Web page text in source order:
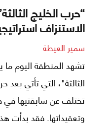
“حرب الخليج
الاستنزاف
سمير العيطة
تشهد المنطقة اليوم
تختلف عن سابقتيها في
وتعقيداتها. فقد بدأت